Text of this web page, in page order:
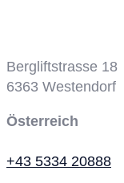
Bergliftstrasse 18
6363 Westendorf
Österreich
+43 5334 20888